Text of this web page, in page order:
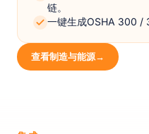
链。
一键生成OSHA 300 /
查看制造与能源→